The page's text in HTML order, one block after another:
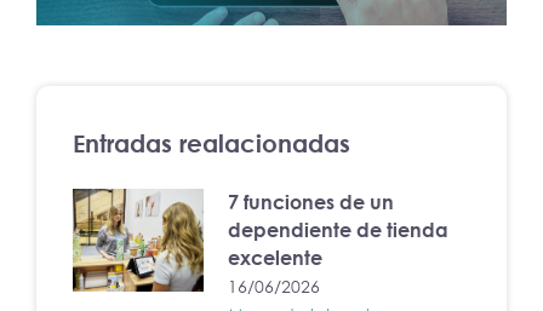
Entradas realacionadas
7 funciones de un
dependiente de tienda
excelente
16/06/2026